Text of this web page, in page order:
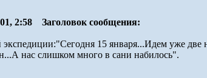
2:58 Заголовок сообщения:
экспедиции:"Сегодня 15 января...Идем уже
нас слишком много в сани набилось".